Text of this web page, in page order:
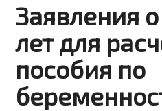
Заявления
лет для
пособия по